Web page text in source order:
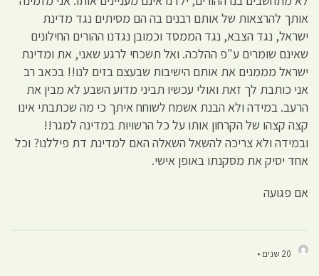
אותך להרצאות של אותם רבנים בה הם מסיתים נגד מדינת
ישראל, נגד הצבא, נגד הממסד וכמובן נגדנו ההורים החילונים
שאינם שומרים ע"פ ההלכה. ואל תשכחי לרגע שאני, את ומדינת
ישראל מממנים את אותם הישיבות שבעצם בזים לנו!! בכאב רב
אני כותבת לך זאת ואולי עכשיו תביני מדוע השבע לא מבין את
הרעב. במידה ולא הבנת אשמח לשוחח איתך כי מה שכתבתי אינו
קצה קצהו של הקרחון אותו על כל הרשויות במדינה למגר!!
ובמידה ולא צריכה להשאל השאלה האם למדינת דת פיללנו? וכל
אחד יסיק את מסקנתו באופן אישי.
אם פגועה
20 שנים •